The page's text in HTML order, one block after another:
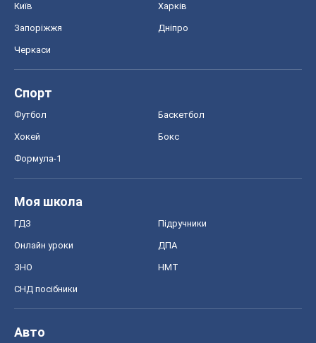
Київ Харків
Запоріжжя Дніпро
Черкаси
Спорт
Футбол Баскетбол
Хокей Бокс
Формула-1
Моя школа
ГДЗ Підручники
Онлайн уроки ДПА
ЗНО НМТ
СНД посібники
Авто